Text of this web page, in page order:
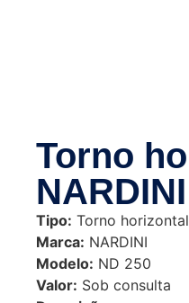
Torno
Tipo: Torno horizontal
Marca: NARDINI
Modelo: ND 250
Valor: Sob consulta